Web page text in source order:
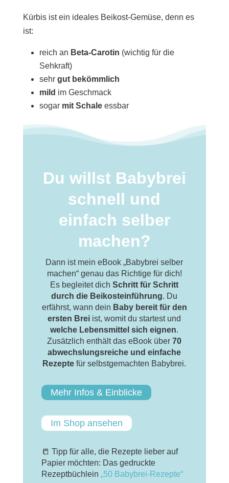
Kürbis ist ein ideales Beikost-Gemüse, denn es
ist:
reich an Beta-Carotin (wichtig für die
Sehkraft)
sehr gut bekömmlich
mild im Geschmack
sogar mit Schaleessbar
Du willst Babybrei
schnell und
einfach selber
machen?
Dann ist mein eBook „Babybrei selber
machen“ genau das Richtige für dich!
Es begleitet dichSchritt für Schritt
durch die Beikosteinführung. Du
erfährst, wann dein Baby bereit für den
ersten Brei ist, womit du startest und
welche Lebensmittel sich eignen.
Zusätzlich enthält das eBook über70
abwechslungsreiche und einfache
Rezepte für selbstgemachten Babybrei.
Mehr Infos & Einblicke
Im Shop ansehen
📒 Tipp für alle, die Rezepte lieber auf
Papier möchten: Das gedruckte
Rezeptbüchlein „50 Babybrei-Rezepte“